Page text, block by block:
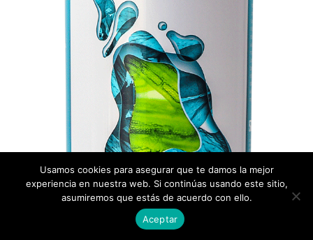
Usamos cookies para asegurar que te damos la mejor
experiencia en nuestra web. Si continúas usando este sitio,
asumiremos que estás de acuerdo con ello.
Aceptar